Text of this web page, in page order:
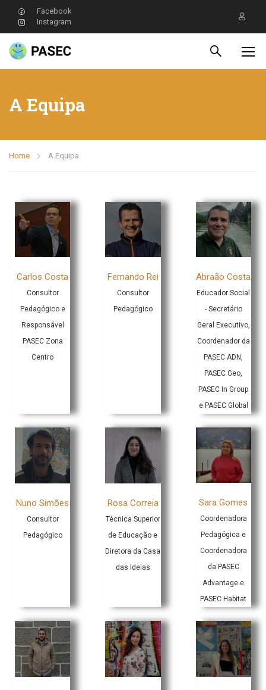
Facebook
Instagram
A Equipa
Home A Equipa
Carlos Costa
Consultor
Pedagógico e
Responsável
PASEC Zona
Centro
Fernando Rei
Consultor
Pedagógico
Abraão Costa
Educador Social
- Secretário
Geral Executivo,
Coordenador da
PASEC ADN,
PASEC Geo,
PASEC In Group
e PASEC Global
Nuno Simões
Consultor
Pedagógico
Rosa Correia
Técnica Superior
de Educação e
Diretora da Casa
das Ideias
Sara Gomes
Coordenadora
Pedagógica e
Coordenadora
da PASEC
Advantage e
PASEC Habitat